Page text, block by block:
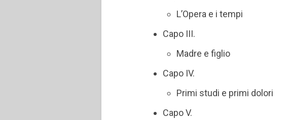
L’Opera e i tempi
Capo III.
Madre e figlio
Capo IV.
Primi studi e primi dolori
Capo V.